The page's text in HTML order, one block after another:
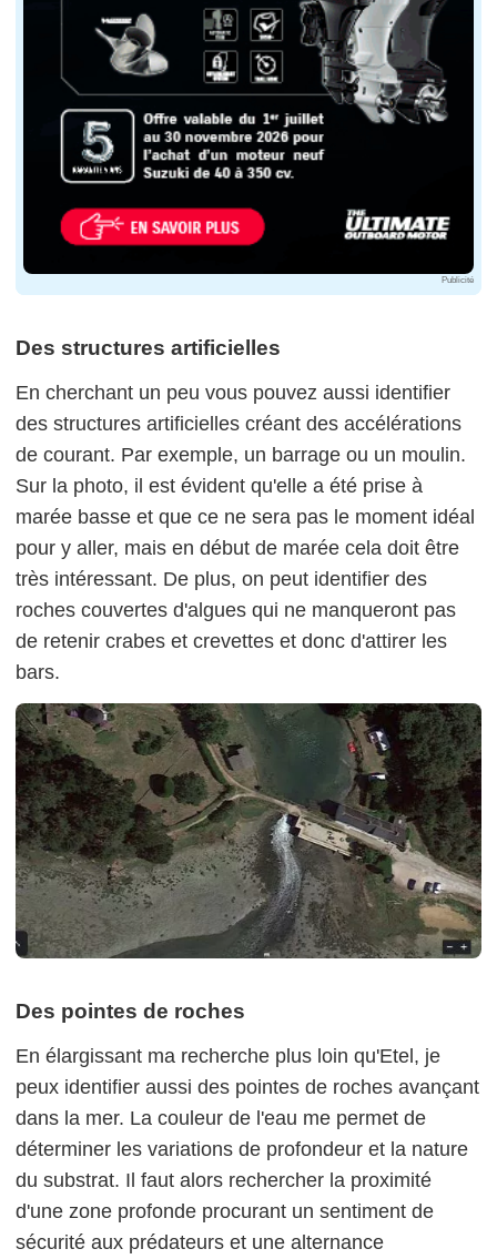
Publicité
Des structures artificielles
En cherchant un peu vous pouvez aussi identifier
des structures artificielles créant des accélérations
de courant. Par exemple, un barrage ou un moulin.
Sur la photo, il est évident qu'elle a été prise à
marée basse et que ce ne sera pas le moment idéal
pour y aller, mais en début de marée cela doit être
très intéressant. De plus, on peut identifier des
roches couvertes d'algues qui ne manqueront pas
de retenir crabes et crevettes et donc d'attirer les
bars.
Des pointes de roches
En élargissant ma recherche plus loin qu'Etel, je
peux identifier aussi des pointes de roches avançant
dans la mer. La couleur de l'eau me permet de
déterminer les variations de profondeur et la nature
du substrat. Il faut alors rechercher la proximité
d'une zone profonde procurant un sentiment de
sécurité aux prédateurs et une alternance